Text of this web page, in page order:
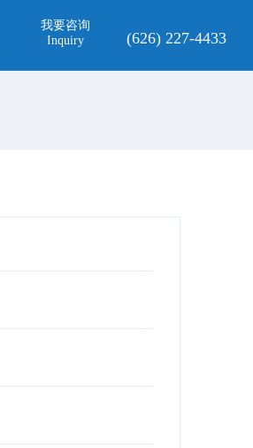
我要咨询
Inquiry
(626) 227-4433